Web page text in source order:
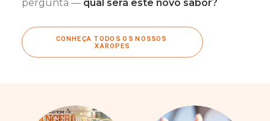
pergunta — qual será este novo sabor?
CONHEÇA TODOS OS NOSSOS
XAROPES